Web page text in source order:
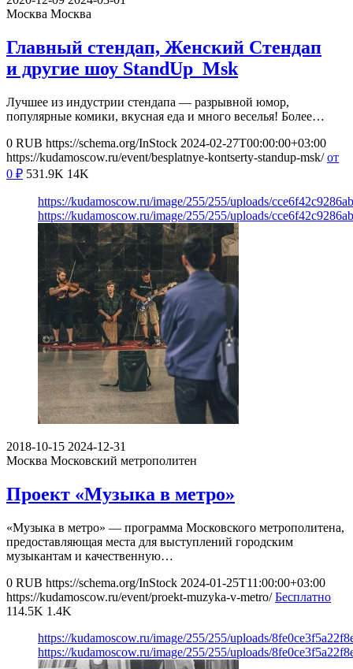
Москва Москва
Главный стендап, Женский Стендап
и другие шоу StandUp_Msk
Лучшее из индустрии стендапа — разрывной юмор,
популярные комики, вкусная еда и много веселья! Более…
0 RUB https://schema.org/InStock 2024-02-27T00:00:00+03:00
https://kudamoscow.ru/event/besplatnye-kontserty-standup-msk/ от
0 ₽ 531.9K 14K
https://kudamoscow.ru/image/255/255/uploads/
https://kudamoscow.ru/image/255/255/uploads/
2018-10-15 2024-12-31
Москва Московский метрополитен
Проект «Музыка в метро»
«Музыка в метро» — программа Московского метрополитена,
предоставляющая места для выступлений городским
музыкантам и качественную…
0 RUB https://schema.org/InStock 2024-01-25T11:00:00+03:00
https://kudamoscow.ru/event/proekt-muzyka-v-metro/ Бесплатно
114.5K 1.4K
https://kudamoscow.ru/image/255/255/uploads/
https://kudamoscow.ru/image/255/255/uploads/